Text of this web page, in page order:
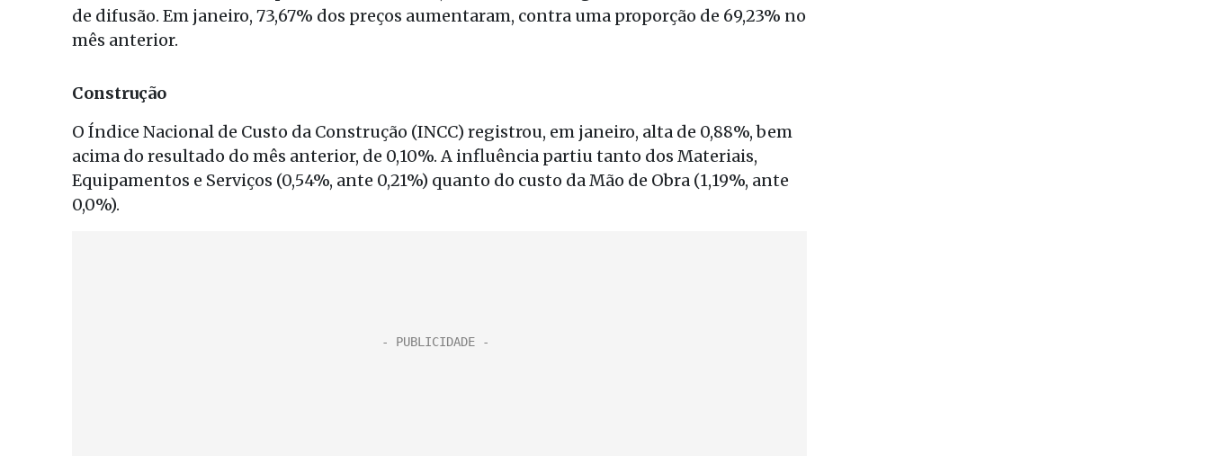
de difusão. Em janeiro, 73,67% dos preços aumentaram, contra uma proporção de 69,23% no
mês anterior.
Construção
O Índice Nacional de Custo da Construção (INCC) registrou, em janeiro, alta de 0,88%, bem
acima do resultado do mês anterior, de 0,10%. A influência partiu tanto dos Materiais,
Equipamentos e Serviços (0,54%, ante 0,21%) quanto do custo da Mão de Obra (1,19%, ante
0,0%).